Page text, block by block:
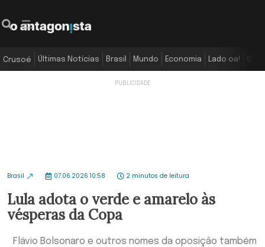
Crusoé Últimas Notícias Brasil Mundo Economia Lado oa!
Brasil 07.06.2026 10:58 2 minutos de leitura
Lula adota o verde e amarelo às
vésperas da Copa
Flávio Bolsonaro e outros nomes da oposição também